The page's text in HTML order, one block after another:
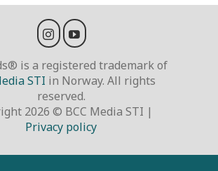
is a registered trademark of
STI in Norway. All rights
reserved.
2026 © BCC Media STI |
Privacy policy